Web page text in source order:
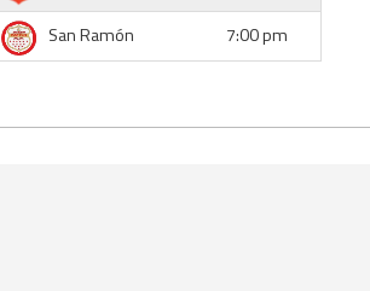
San Ramón 7:00 pm